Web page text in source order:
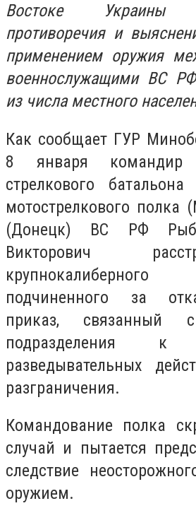
Востоке Украины
противоречия и
применением оружия
военнослужащими ВС
из числа местного
Как сообщает ГУР
8 января командир
стрелкового
мотострелкового полка
(Донецк) ВС РФ
Викторович
подчиненного за
приказ, связанный с
подразделения к
разведывательных
разграничения.
Командование полка
случай и пытается
следствие
оружием.